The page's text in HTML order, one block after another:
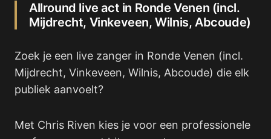
Allround live act in Ronde Venen (incl.
Mijdrecht, Vinkeveen, Wilnis, Abcoude)
Zoek je een live zanger in Ronde Venen (incl.
Mijdrecht, Vinkeveen, Wilnis, Abcoude) die elk
publiek aanvoelt?
Met Chris Riven kies je voor een professionele